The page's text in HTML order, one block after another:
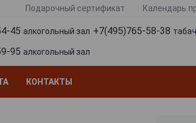
Подарочный сертификат Календарь
45 алкогольный зал +7(495)765-58-38
95 алкогольный зал
КОНТАКТЫ